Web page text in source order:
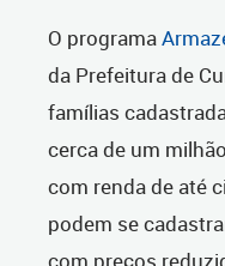
O programa
da Prefeitura de
famílias
cerca de um
com renda de até
podem se